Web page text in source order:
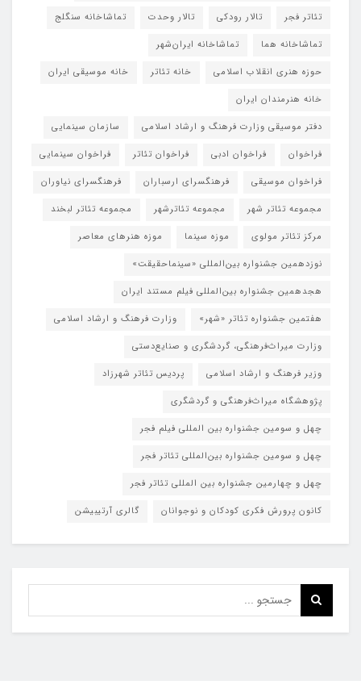
تئاتر فجر
تالار رودکی تالار وحدت
تماشاخانه سنگلج
تماشاخانه هما
تماشاخانه‌ ایران‌شهر
حوزه هنری انقلاب اسلامی
خانه تئاتر
خانه موسیقی ایران
خانه هنرمندان ایران
دفتر موسیقی وزارت فرهنگ و ارشاد اسلامی
سازمان سینمایی
فراخوان
فراخوان ادبی فراخوان تئاتر
فراخوان سینمایی
فراخوان موسیقی
فرهنگسرای ارسباران
فرهنگسرای نیاوران
مجموعه تئاتر شهر
مجموعه تئاترشهر
مجموعه تئاتر لبخند
مرکز تئاتر مولوی
موزه سینما
موزه هنرهای معاصر
نوزدهمین جشنواره بین‌المللی «سینماحقیقت»
هجدهمین جشنواره بین‌المللی فیلم مستند ایران
هفتمین جشنواره تئاتر «شهر»
وزارت فرهنگ و ارشاد اسلامی
وزارت میراث‌فرهنگی، گردشگری و صنایع‌دستی
وزیر فرهنگ و ارشاد اسلامی
پردیس تئاتر شهرزاد
پژوهشگاه میراث‌فرهنگی و گردشگری
چهل و سومین جشنواره بین المللی فیلم فجر
چهل و سومین جشنواره بین‌المللی تئاتر فجر
چهل و چهارمین جشنواره بین المللی تئاتر فجر
کانون پرورش فکری کودکان و نوجوانان
گالری آرتیبیشن